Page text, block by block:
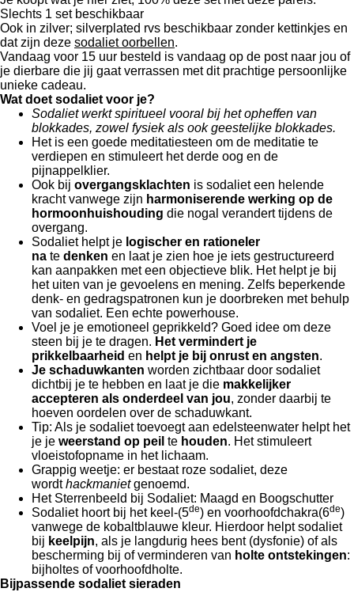
Slechts 1 set beschikbaar
Ook in zilver; silverplated rvs beschikbaar zonder kettinkjes en
dat zijn deze sodaliet oorbellen.
Vandaag voor 15 uur besteld is vandaag op de post naar jou of
je dierbare die jij gaat verrassen met dit prachtige persoonlijke
unieke cadeau.
Wat doet sodaliet voor je?
Sodaliet werkt spiritueel vooral bij het opheffen van
blokkades, zowel fysiek als ook geestelijke blokkades.
Het is een goede meditatiesteen om de meditatie te
verdiepen en stimuleert het derde oog en de
pijnappelklier.
Ook bij overgangsklachten is sodaliet een helende
kracht vanwege zijn harmoniserende werking op de
hormoonhuishouding die nogal verandert tijdens de
overgang.
Sodaliet helpt je logischer en rationeler
na te denken en laat je zien hoe je iets gestructureerd
kan aanpakken met een objectieve blik. Het helpt je bij
het uiten van je gevoelens en mening. Zelfs beperkende
denk- en gedragspatronen kun je doorbreken met behulp
van sodaliet. Een echte powerhouse.
Voel je je emotioneel geprikkeld? Goed idee om deze
steen bij je te dragen. Het vermindert je
prikkelbaarheid en helpt je bij onrust en angsten.
Je schaduwkanten worden zichtbaar door sodaliet
dichtbij je te hebben en laat je die makkelijker
accepteren als onderdeel van jou, zonder daarbij te
hoeven oordelen over de schaduwkant.
Tip: Als je sodaliet toevoegt aan edelsteenwater helpt het
je je weerstand op peil te houden. Het stimuleert
vloeistofopname in het lichaam.
Grappig weetje: er bestaat roze sodaliet, deze
wordt hackmanietgenoemd.
Het Sterrenbeeld bij Sodaliet: Maagd en Boogschutter
Sodaliet hoort bij het keel-(5de) en voorhoofdchakra(6de)
vanwege de kobaltblauwe kleur. Hierdoor helpt sodaliet
bij keelpijn, als je langdurig hees bent (dysfonie) of als
bescherming bij of verminderen van holte ontstekingen:
bijholtes of voorhoofdholte.
Bijpassende sodaliet sieraden